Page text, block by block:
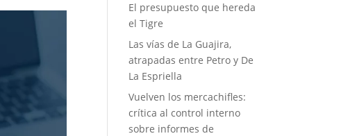
El presupuesto que hereda
el Tigre
Las vías de La Guajira,
atrapadas entre Petro y De
La Espriella
Vuelven los mercachifles:
crítica al control interno
sobre informes de